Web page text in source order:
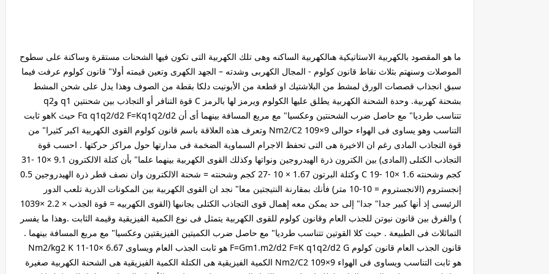
ما هو المقصود بالكهربية الاستاتيكية هىالكهربية الساكنه وهى تلك الكهربية التى تكون فيها الشحنات مستقرة وساكنة على سطوح
الموصلات وسنهتم بثلاث نقاط قانون كولوم - المجال الكهربى وشدته – الجهد الكهرى وتعين قيمته أولا" قانون كولوم عرفت فيما
سبق انجذاب قصصات الورق لمشط من البلاشتيك او قطعة من الأبونيت دلكا بقطة من الصوف وهذا يدل على شحن المشط
بشحنة كهربية. وحدة الشحنة الكهربية يطلق عليها الكولوم ويرمز لها بالرمز C قوة التنافر أو التجاذب بين شحنتين q1 وq2
تتناسب طرديا" مع حاصل ضرب الشحنتين وعكسيا" مع مربع المسافة بينهما أى أن Fα q1q2/d2 F=Kq1q2/d2 حيث Kهو ثابت
التناسب وهو يساوى فى الهواء حوالى 9×109 Nm2/C2 وتعرف هذه العلاقة باسم قانون كولوم القوى الكهربية اكبر كثيرا" من
قوة التجاذب المادى رغم ان الاخيرة هى التى تحفظ الاجرام السماوية الضخمة فى مدارتها حول مراكز حركتها . احسب قوة
التجاذب الكتلى (المادى) بين الكترون ذرة الهيدروجين ونواتها وكذلك القوى الكهربية بينهما علما" بأن كتلة الالكترون 9.1 ×10 -31
كجم وشحنته 1.6 ×10 -19 C وكتلة البرتون 1.67 × 10 -27 كجم وشحنته = شحنة الالكترون وان نصف قطر ذرة الهيدروجين 0.5
إنجستروم (الانجستروم = 10-10 متر) فأنك بمقارنة النتيجتين معا" نجد ان القوى الكهربية بين المكونات الذرية تلعب الدور
الرئيسى إذ أنها كبير جدا" جدا" إلى حد يمكن معه إهمال قوى التجاذب الكتلى بجانبها (القوى الكهربيه = قوة الجذب × 2.2 ×1039
) والفرق بين قانون نيوتن للجذب العام وقانون كولوم للقوى الكهربية يتمثل فى نوع الكمية الفيزيقية وقيمة الثابت .وهذا ما يفسر
التماثلاث فى الطبيعة . حيث كلا القوتين تتناسب طرديا" مع حاصل ضرب الكميتين الفيزيقتين وعكسيا" مع مربع المسافة بينهما .
قانون الجذب العام قانون كولوم F=Gm1.m2/d2 F=K q1q2/d2 G هو ثابت الجذب العام ويساوى 6.67 ×10-11 Nm2/kg2 K
هو ثابت التناسب ويساوى فى الهواء 9×109 Nm2/C2 الكمية الفيزيقية هى الكتلة الكمية الفيزيقية هى الشحنة الكهربية صغيرة